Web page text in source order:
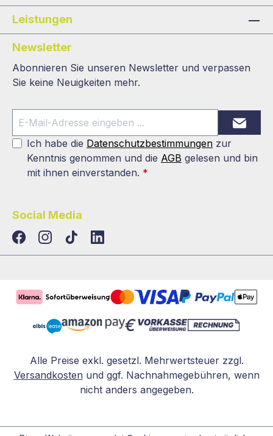
Leistungen
Newsletter
Abonnieren Sie unseren Newsletter und verpassen
Sie keine Neuigkeiten mehr.
Ich habe die Datenschutzbestimmungen zur
Kenntnis genommen und die AGB gelesen und bin
mit ihnen einverstanden. *
Social Media
TikTokLinkedIn
Alle Preise exkl. gesetzl. Mehrwertsteuer zzgl.
Versandkosten und ggf. Nachnahmegebühren, wenn
nicht anders angegeben.